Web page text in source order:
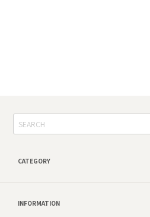
CATEGORY
INFORMATION